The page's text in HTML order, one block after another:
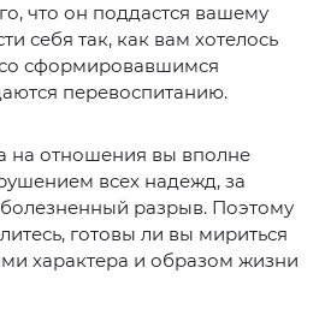
что он поддастся вашему
себя так, как вам хотелось
сформировавшимся
перевоспитанию.
на отношения вы вполне
всех надежд, за
разрыв. Поэтому
готовы ли вы мириться
характера и образом жизни